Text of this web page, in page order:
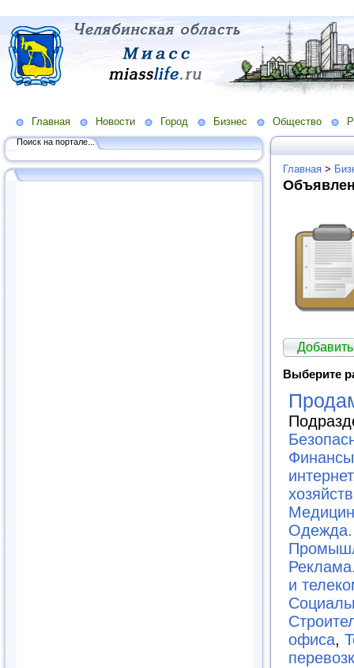
Главная Новости Город Бизнес Общество
Поиск на портале...
Главная >
Выберите
Финансы
интернет
и
офиса,